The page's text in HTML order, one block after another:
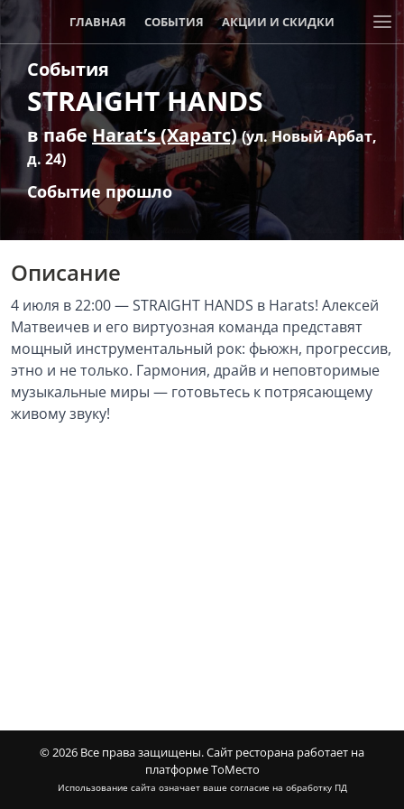
ГЛАВНАЯ СОБЫТИЯ АКЦИИ И СКИДКИ
События
STRAIGHT HANDS
в пабеHarat’s (Харатс) (ул. Новый Арбат,
д. 24)
Событие прошло
Описание
4 июля в 22:00 — STRAIGHT HANDS в Harats! Алексей
Матвеичев и его виртуозная команда представят
мощный инструментальный рок: фьюжн, прогрессив,
этно и не только. Гармония, драйв и неповторимые
музыкальные миры — готовьтесь к потрясающему
живому звуку!
© 2026 Все права защищены.Сайт ресторана работает на
платформе ТоМесто
Использование сайта означает ваше согласие на обработку ПД